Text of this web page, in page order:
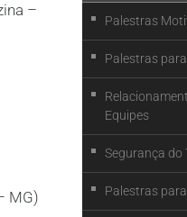
–
MG)
Palestras
Palestras
Equipes
Segurança do
Palestras